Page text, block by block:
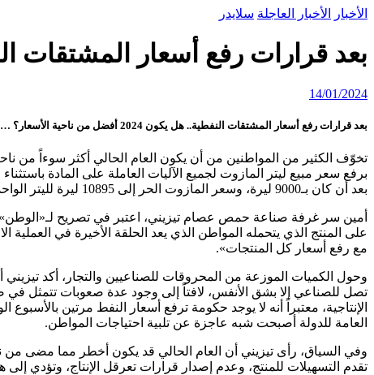
الأخبار الأخبار العاجلة سلايدر
بعد قرارات رفع أسعار المشتقات النفطية.. هل يكون
14/01/2024
بعد قرارات رفع أسعار المشتقات النفطية.. هل يكون 2024 أفضل من ناحية الأسعار؟ … تيزيني : القرارات تؤدي إلى زيادة البؤس وإذا أردتم خدمة المواطن فقدموا التسهيلات للمنتِج
تخوّف الكثير من المواطنين من أن يكون العام الحالي أكثر سوءاً من
بعد أن كان بـ9000 ليرة، وسعر المازوت الحر إلى 10895 ليرة لليتر الواحد، وطن الفيول إلى نحو 6.5 ملايين ليرة، والغاز السائل الدوكما إلى أكثر من 10 ملايين ليرة للطن الواحد.
أمين سر غرفة صناعة حمص عصام تيزيني، اعتبر في تصريح لـ«الوطن»
على المنتج الذي يتحمله المواطن الذي يعد الحلقة الأخيرة في
مع رفع أسعار كل المنتجات».
وحول الكميات الموزعة من المحروقات للصناعيين والتجار، أكد
تصل للصناعي إلا بشق الأنفس، لافتاً إلى وجود عدة صعوبات تتمثل في
الإنتاجية، معتبراً أنه لا يوجد حكومة ترفع أسعار النفط مرتين
العامة للدولة أصبحت شبه عاجزة عن تلبية احتياجات المواطن.
وفي السياق، رأى تيزيني أن العام الحالي قد يكون أخطر مما مضى من
تقدم التسهيلات للمنتج، وعدم إصدار قرارات تعرقل الإنتاج، وتؤدي